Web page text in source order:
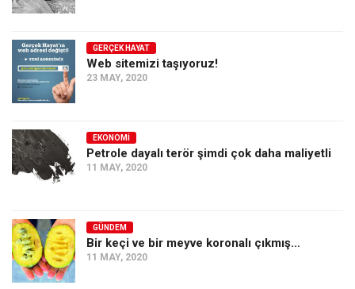
GERÇEK HAYAT
Web sitemizi taşıyoruz!
23 MAY, 2020
EKONOMI
Petrole dayalı terör şimdi çok daha maliyetli
11 MAY, 2020
GÜNDEM
Bir keçi ve bir meyve koronalı çıkmış…
11 MAY, 2020